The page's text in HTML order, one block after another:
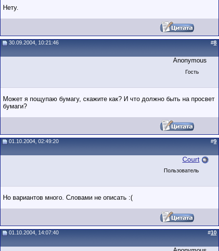
Нету.
30.09.2004, 10:21:46 #8
Anonymous
Гость
Может я пощупаю бумагу, скажите как? И что должно быть на просвет
бумаги?
01.10.2004, 02:49:20 #9
Court
Пользователь
Но вариантов много. Словами не описать :(
01.10.2004, 14:07:40 #10